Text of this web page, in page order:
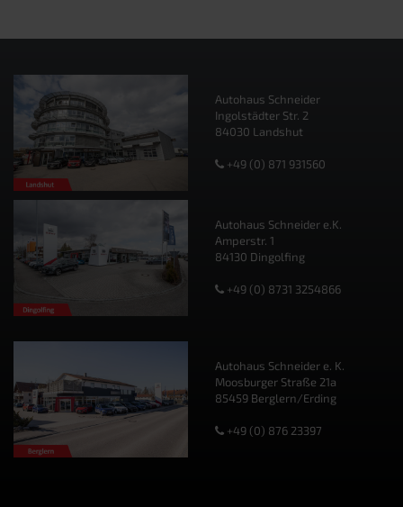
Autohaus Schneider
Ingolstädter Str. 2
84030 Landshut
+49 (0) 871 931560
Autohaus Schneider e.K.
Amperstr. 1
84130 Dingolfing
+49 (0) 8731 3254866
Autohaus Schneider e. K.
Moosburger Straße 21a
85459 Berglern/Erding
+49 (0) 876 23397